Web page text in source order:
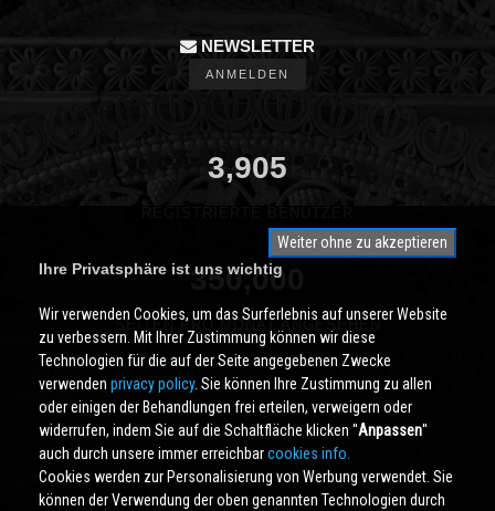
NEWSLETTER
ANMELDEN
3,905
350,000
SEITEN PRO MONAT ANGESEHEN
Weiter ohne zu akzeptieren
Ihre Privatsphäre ist uns wichtig
Wir verwenden Cookies, um das Surferlebnis auf unserer Website
zu verbessern. Mit Ihrer Zustimmung können wir diese
Technologien für die auf der Seite angegebenen Zwecke
verwenden privacy policy. Sie können Ihre Zustimmung zu allen
oder einigen der Behandlungen frei erteilen, verweigern oder
widerrufen, indem Sie auf die Schaltfläche klicken ''Anpassen''
auch durch unsere immer erreichbarcookies info.
Cookies werden zur Personalisierung von Werbung verwendet. Sie
können der Verwendung der oben genannten Technologien durch